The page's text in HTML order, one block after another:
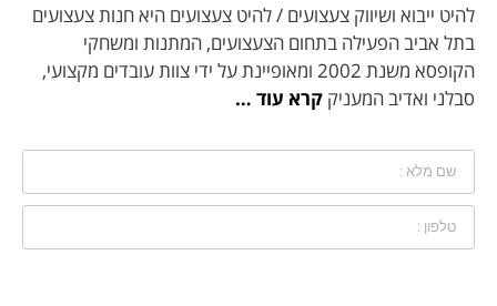
להיט ייבוא ושיווק צעצועים / להיט צעצועים היא חנות צעצועים
בתל אביב הפעילה בתחום הצעצועים, המתנות ומשחקי
הקופסא משנת 2002 ומאופיינת על ידי צוות עובדים מקצועי,
סבלני ואדיב המעניק קרא עוד …